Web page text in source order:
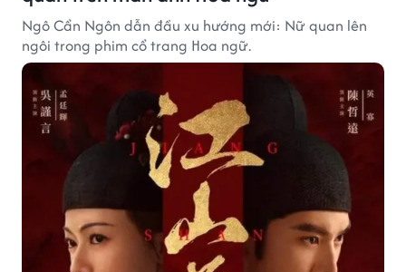
Ngô Cẩn Ngôn dẫn đầu xu hướng mới: Nữ quan lên
ngôi trong phim cổ trang Hoa ngữ.